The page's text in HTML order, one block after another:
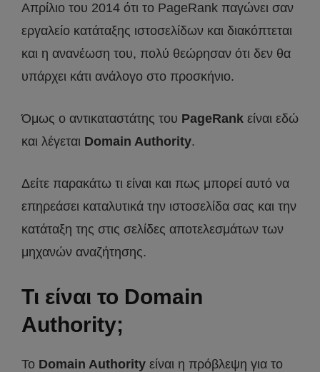
Απρίλιο του 2014 ότι το PageRank παγώνει σαν
εργαλείο κατάταξης ιστοσελίδων και διακόπτεται
και η ανανέωση του, πολύ θεώρησαν ότι δεν θα
υπάρχει κάτι ανάλογο στο προσκήνιο.
Όμως ο αντικαταστάτης του PageRank είναι εδώ
και λέγεται Domain Authority.
Δείτε παρακάτω τι είναι και πως μπορεί αυτό να
επηρεάσει καταλυτικά την ιστοσελίδα σας και την
κατάταξη της στις σελίδες αποτελεσμάτων των
μηχανών αναζήτησης.
Τι είναι το Domain
Authority;
Το Domain Authority είναι η πρόβλεψη για το